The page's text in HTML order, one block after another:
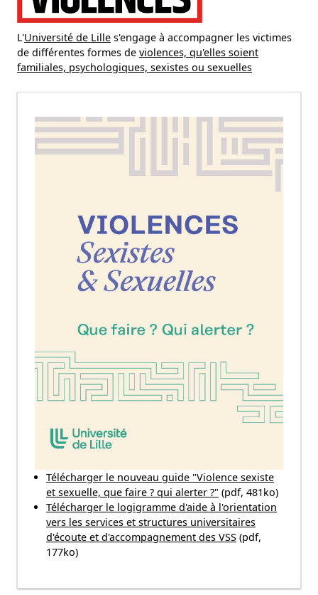
L'Université de Lille s'engage à accompagner les victimes
de différentes formes de violences, qu'elles soient
familiales, psychologiques, sexistes ou sexuelles
Télécharger le nouveau guide "Violence sexiste
et sexuelle, que faire ? qui alerter ?" (pdf, 481ko)
Télécharger le logigramme d'aide à l'orientation
vers les services et structures universitaires
d'écoute et d'accompagnement des VSS (pdf,
177ko)